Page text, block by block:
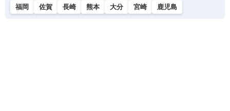
福岡 佐賀 長崎 熊本 大分 宮崎 鹿児島